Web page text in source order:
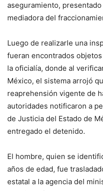
aseguramiento,
mediadora del
Luego de realizarle una
fueran encontrados
la oficialía, donde al
México, el sistema arrojó
reaprehensión vigente de
autoridades notificaron a
de Justicia del Estado de
entregado el detenido.
El hombre, quien se
años de edad, fue
estatal a la agencia del